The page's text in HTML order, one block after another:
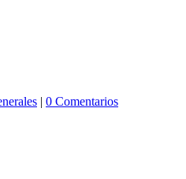
| 0 Comentarios